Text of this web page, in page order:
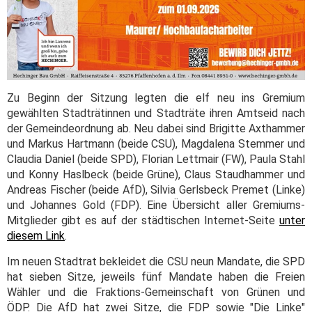
Zu Beginn der Sitzung legten die elf neu ins Gremium
gewählten Stadträtinnen und Stadträte ihren Amtseid nach
der Gemeindeordnung ab. Neu dabei sind Brigitte Axthammer
und Markus Hartmann (beide CSU), Magdalena Stemmer und
Claudia Daniel (beide SPD), Florian Lettmair (FW), Paula Stahl
und Konny Haslbeck (beide Grüne), Claus Staudhammer und
Andreas Fischer (beide AfD), Silvia Gerlsbeck Premet (Linke)
und Johannes Gold (FDP). Eine Übersicht aller Gremiums-
Mitglieder gibt es auf der städtischen Internet-Seite unter
diesem Link.
Im neuen Stadtrat bekleidet die CSU neun Mandate, die SPD
hat sieben Sitze, jeweils fünf Mandate haben die Freien
Wähler und die Fraktions-Gemeinschaft von Grünen und
ÖDP. Die AfD hat zwei Sitze, die FDP sowie "Die Linke"